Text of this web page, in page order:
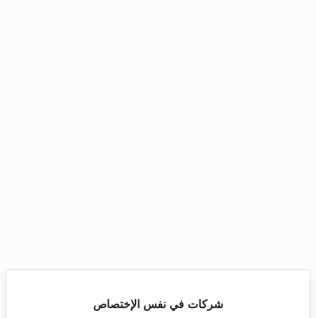
شركات في نفس الإختصاص